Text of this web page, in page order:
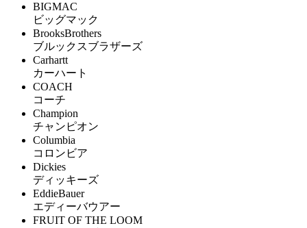
BIGMAC
ビッグマック
BrooksBrothers
ブルックスブラザーズ
Carhartt
カーハート
COACH
コーチ
Champion
チャンピオン
Columbia
コロンビア
Dickies
ディッキーズ
EddieBauer
エディーバウアー
FRUIT OF THE LOOM